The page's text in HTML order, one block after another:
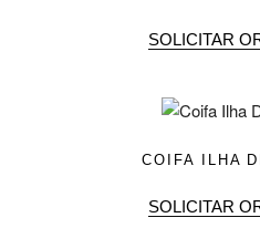
SOLICITAR
COIFA ILHA
SOLICITAR